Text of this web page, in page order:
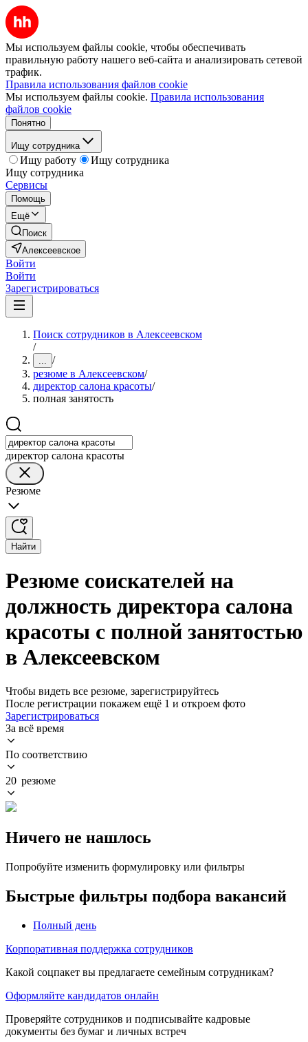
Мы используем файлы cookie, чтобы обеспечивать
правильную работу нашего веб-сайта и анализировать сетевой
трафик.
Правила использования файлов cookie
Мы используем файлы cookie. Правила использования
файлов cookie
Понятно
Ищу сотрудника
Ищу работу
Ищу сотрудника
Ищу сотрудника
Сервисы
Помощь
Ещё
Поиск
Алексеевское
Войти
Войти
Зарегистрироваться
Поиск сотрудников в Алексеевском
/
... /
резюме в Алексеевском/
директор салона красоты/
полная занятость
директор салона красоты
Резюме
Найти
Резюме соискателей на
должность директора салона
красоты с полной занятостью
в Алексеевском
Чтобы видеть все резюме, зарегистрируйтесь
После регистрации покажем ещё 1 и откроем фото
Зарегистрироваться
За всё время
По соответствию
20 резюме
Ничего не нашлось
Попробуйте изменить формулировку или фильтры
Быстрые фильтры подбора вакансий
Полный день
Корпоративная поддержка сотрудников
Какой соцпакет вы предлагаете семейным сотрудникам?
Оформляйте кандидатов онлайн
Проверяйте сотрудников и подписывайте кадровые
документы без бумаг и личных встреч